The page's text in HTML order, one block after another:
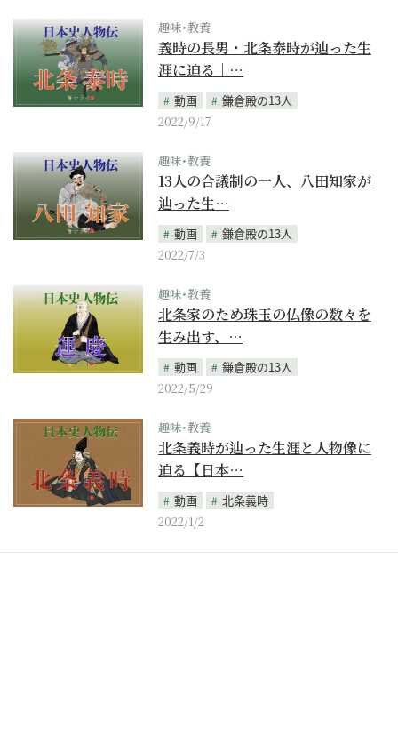
趣味･教養
義時の長男・北条泰時が辿った生
涯に迫る｜…
動画
鎌倉殿の13人
2022/9/17
趣味･教養
13人の合議制の一人、八田知家が
辿った生…
動画
鎌倉殿の13人
2022/7/3
趣味･教養
北条家のため珠玉の仏像の数々を
生み出す、…
動画
鎌倉殿の13人
2022/5/29
趣味･教養
北条義時が辿った生涯と人物像に
迫る【日本…
動画
北条義時
2022/1/2